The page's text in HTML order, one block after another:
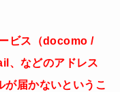
ビス（docomo /
などのアドレス
が届かないというこ